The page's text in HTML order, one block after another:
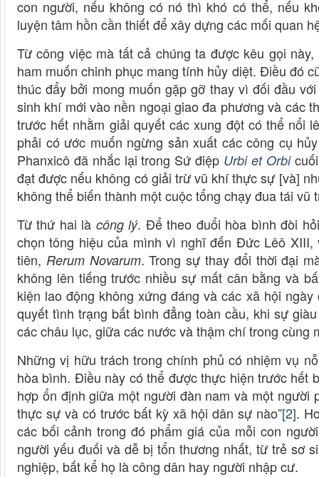
con người, nếu không có nó thì khó có thể, nếu
luyện tâm hồn cần thiết để xây dựng các mối quan
Từ công việc mà tất cả chúng ta được kêu gọi
ham muốn chinh phục mang tính hủy diệt. Điều đó
thúc đẩy bởi mong muốn gặp gỡ thay vì đối đầu
sinh khí mới vào nền ngoại giao đa phương và các
trước hết nhằm giải quyết các xung đột có thể nổi
phải có ước muốn ngừng sản xuất các công cụ
Phanxicô đã nhắc lại trong Sứ điệp Urbi et Orbi
đạt được nếu không có giải trừ vũ khí thực sự [và]
không thể biến thành một cuộc tổng chạy đua tái vũ
Từ thứ hai là công lý. Để theo đuổi hòa bình đòi
chọn tông hiệu của mình vì nghĩ đến Đức Lêô
tiên, Rerum Novarum. Trong sự thay đổi thời đại
không lên tiếng trước nhiều sự mất cân bằng và
kiện lao động không xứng đáng và các xã hội
quyết tình trạng bất bình đẳng toàn cầu, khi sự
các châu lục, giữa các nước và thậm chí trong cùng
Những vị hữu trách trong chính phủ có nhiệm vụ
hòa bình. Điều này có thể được thực hiện trước hết
hợp ổn định giữa một người đàn nam và một người
thực sự và có trước bất kỳ xã hội dân sự nào”[2].
các bối cảnh trong đó phẩm giá của mỗi con
người yếu đuối và dễ bị tổn thương nhất, từ trẻ sơ
nghiệp, bất kể họ là công dân hay người nhập cư.